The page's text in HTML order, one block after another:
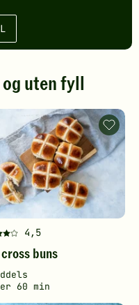
uten fyll
4,5
buns
60 min
Hot
cross
buns
-